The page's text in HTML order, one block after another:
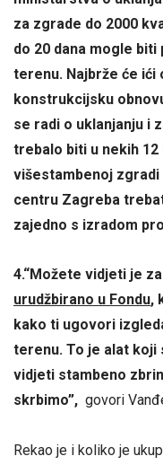
za zgrade do 2000
do 20 dana mogle
terenu. Najbrže će ići
konstrukcijsku
se radi o uklanjanju i
trebalo biti u nekih
višestambenoj
centru Zagreba
zajedno s izradom
4.“Možete vidjeti je
urudžbirano u Fondu,
kako ti ugovori
terenu. To je alat koji
vidjeti stambeno
skrbimo”, govori
Rekao je i koliko je